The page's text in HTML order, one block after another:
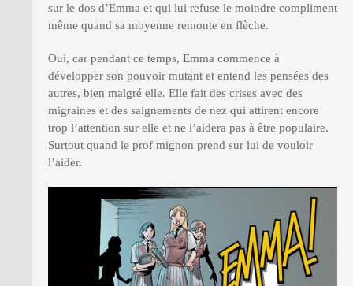
sur le dos d’Emma et qui lui refuse le moindre compliment
même quand sa moyenne remonte en flèche.
Oui, car pendant ce temps, Emma commence à
développer son pouvoir mutant et entend les pensées des
autres, bien malgré elle. Elle fait des crises avec des
migraines et des saignements de nez qui attirent encore
trop l’attention sur elle et ne l’aidera pas à être populaire.
Surtout quand le prof mignon prend sur lui de vouloir
l’aider.